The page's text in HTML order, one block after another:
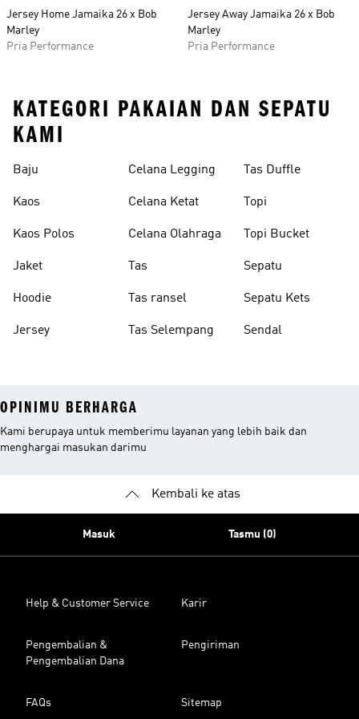
Jersey Home Jamaika 26 x Bob
Marley
Pria Performance
Jersey Away Jamaika 26 x Bob
Marley
Pria Performance
KATEGORI PAKAIAN DAN SEPATU
KAMI
Baju
Kaos
Kaos Polos
Jaket
Hoodie
Jersey
Celana Legging
Celana Ketat
Celana Olahraga
Tas
Tas ransel
Tas Selempang
Tas Duffle
Topi
Topi Bucket
Sepatu
Sepatu Kets
Sendal
OPINIMU BERHARGA
Kami berupaya untuk memberimu layanan yang lebih baik dan
menghargai masukan darimu
Kembali ke atas
Masuk Tasmu (0)
Help & Customer Service Karir
Pengembalian &
Pengembalian Dana
Pengiriman
FAQs Sitemap